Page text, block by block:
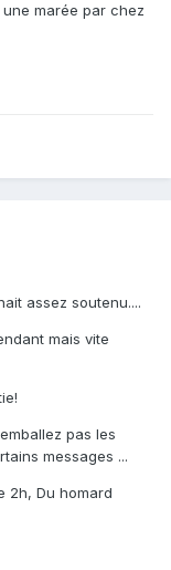
marée par chez
assez soutenu....
mais vite
pas les
messages ...
2h, Du homard